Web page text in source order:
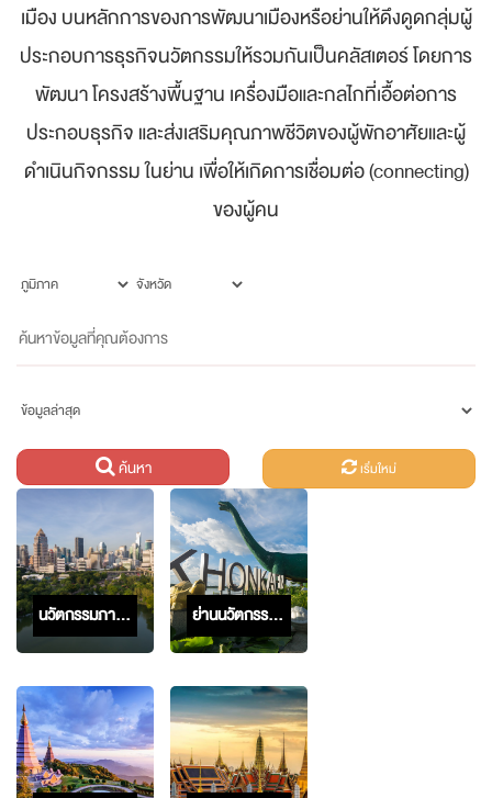
เมือง บนหลักการของการพัฒนาเมืองหรือย่านให้ดึงดูดกลุ่มผู้
ประกอบการธุรกิจนวัตกรรมให้รวมกันเป็นคลัสเตอร์ โดยการ
พัฒนา โครงสร้างพื้นฐาน เครื่องมือและกลไกที่เอื้อต่อการ
ประกอบธุรกิจ และส่งเสริมคุณภาพชีวิตของผู้พักอาศัยและผู้
ดำเนินกิจกรรม ในย่าน เพื่อให้เกิดการเชื่อมต่อ (connecting)
ของผู้คน
ค้นหา เริ่มใหม่
นวัตกรรมภาพรวมของไทย ย่านนวัตกรรมขอนแก่น